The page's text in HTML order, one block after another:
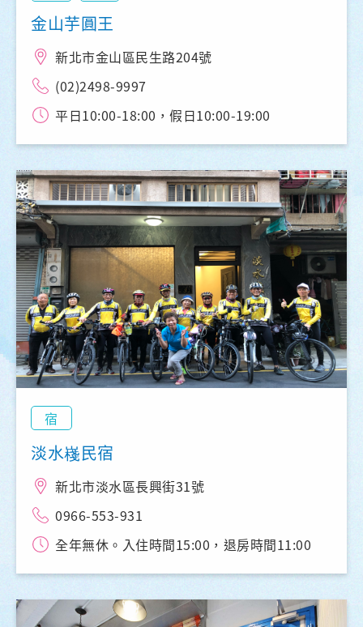
金山芋圓王
新北市金山區民生路204號
(02)2498-9997
平日10:00-18:00，假日10:00-19:00
宿
淡水嶘民宿
新北市淡水區長興街31號
0966-553-931
全年無休。入住時間15:00，退房時間11:00